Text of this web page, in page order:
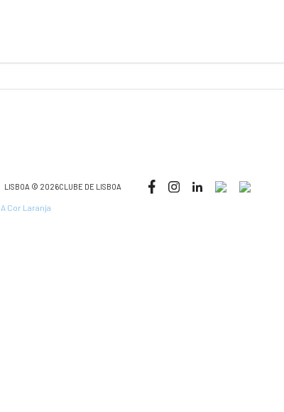
LISBOA © 2026CLUBE DE LISBOA
A Cor Laranja